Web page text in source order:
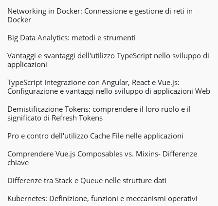
Networking in Docker: Connessione e gestione di reti in
Docker
Big Data Analytics: metodi e strumenti
Vantaggi e svantaggi dell'utilizzo TypeScript nello sviluppo di
applicazioni
TypeScript Integrazione con Angular, React e Vue.js:
Configurazione e vantaggi nello sviluppo di applicazioni Web
Demistificazione Tokens: comprendere il loro ruolo e il
significato di Refresh Tokens
Pro e contro dell'utilizzo Cache File nelle applicazioni
Comprendere Vue.js Composables vs. Mixins- Differenze
chiave
Differenze tra Stack e Queue nelle strutture dati
Kubernetes: Definizione, funzioni e meccanismi operativi